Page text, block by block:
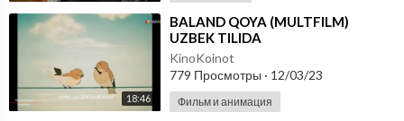
18:46
⁣BALAND QOYA (MULTFILM)
UZBEK TILIDA
KinoKoinot
779 Просмотры · 12/03/23
Фильм и анимация